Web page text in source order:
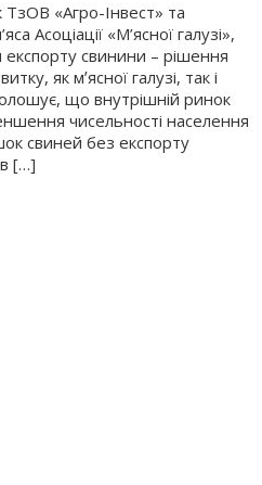
ТзОВ «Агро-Інвест» та
Асоціації «М’ясної галузі»,
свинини – рішення
як мʼясної галузі, так і
що внутрішній ринок
чисельності населення
свиней без експорту
[…]